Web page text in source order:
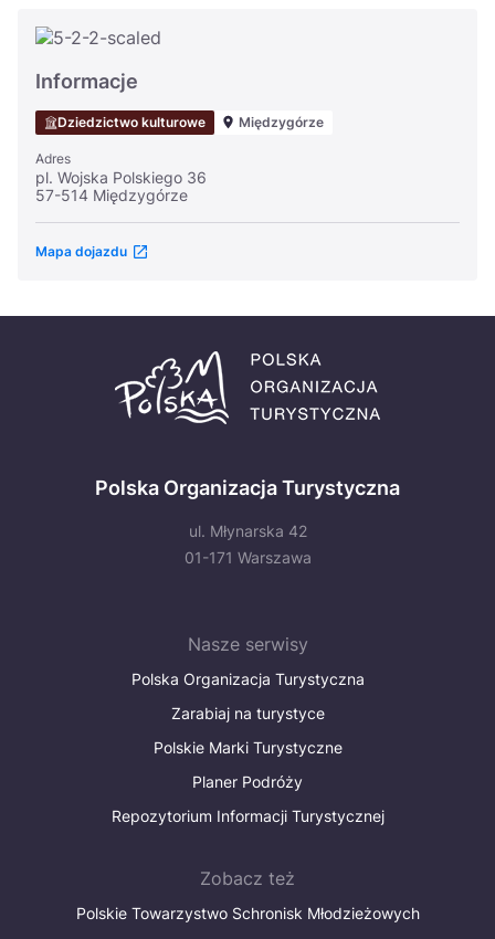
Informacje
Dziedzictwo kulturowe Międzygórze
Adres
pl. Wojska Polskiego 36
57-514 Międzygórze
Mapa dojazdu
Polska Organizacja Turystyczna
ul. Młynarska 42
01-171 Warszawa
Nasze serwisy
Polska Organizacja Turystyczna
Zarabiaj na turystyce
Polskie Marki Turystyczne
Planer Podróży
Repozytorium Informacji Turystycznej
Zobacz też
Polskie Towarzystwo Schronisk Młodzieżowych